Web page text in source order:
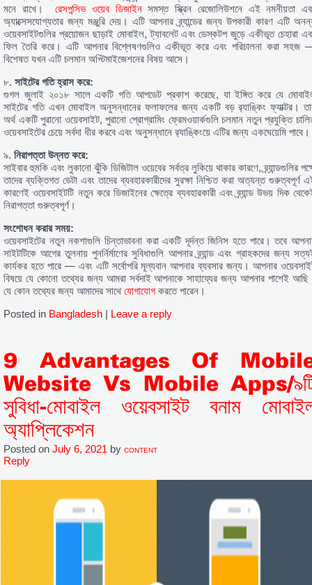
মনে রাখে।
রেসপন্সিভ ওয়েব ডিজাইনসমস্ত স্ক্রিন রেজোলিউশনে এই নমনীয়তা
অ্যাক্সেসযোগ্যতার জন্য মঞ্জুরি দেয়। এটি আপনার ব্র্যান্ডের জন্য উপকারী কারণ এটি
ওয়েবসাইটগুলির প্রয়োজন ছাড়াই মোবাইল, ট্যাবলেট এবং ডেস্কটপ জুড়ে একীভূত চেহারা
ফিল তৈরি করে। এটি আপনার বিশ্লেষণগুলিও একীভূত করে এবং পরিচালনা করা সহজ
বিশেষত যখন এটি চলমান অপ্টিমাইজেশনের বিষয় আসে।
৮. সাইটের গতি হ্রাস করে:
গুগল জুলাই ২০১৮ সালে একটি গতি আপডেট প্রকাশ করেছে, যা ইঙ্গিত করে যে
সাইটের গতি এখন মোবাইল অনুসন্ধানের ফলাফলের জন্য একটি বড় র‌্যাঙ্কিং ফ্যাক্টর।
অর্থ একটি পুরানো ওয়েবসাইট, পুরানো প্রোগ্রামিং ফ্রেমওয়ার্কগুলি চলমান নতুন প্রযুক্তি
ওয়েবসাইটের চেয়ে সর্বদা ধীর করবে এবং অনুসন্ধানে র‌্যাঙ্কিংয়ে এটির জন্য একঘেয়েমি পাবে।
৯. নিরাপত্তা উন্নত করে:
সাইবার হুমকি এবং লুকানো ঝুঁকি ডিজিটাল ওয়েবের সর্বত্র লুকিয়ে থাকার কারণে, ব্র্যান্ডগুলির
তাদের ব্যক্তিগত ডেটা এবং তাদের ব্যবহারকারীদের সুরক্ষা নিশ্চিত করা অত্যন্ত গুরুত্বপূর্ণ
কারণেই ওয়েবসাইটটি নতুন করে ডিজাইনের ক্ষেত্রে ব্যবহারকারী এবং ব্র্যান্ড উভয় দিক
নিরাপত্তা গুরুত্বপূর্ণ।
সংশোধন করার সময়:
ওয়েবসাইটের নতুন নকশাগুলি চিন্তাভাবনা করা একটি দূর্দন্ত জিনিস হতে পারে। তবে
সাইটটিকে আগের তুলনায় পুনর্নির্মাণের সুবিধাগুলি আপনার ব্র্যান্ড এবং গ্রাহকদের জন্য
কার্যকর হতে পারে — এবং এটি সর্বোপরি মূল্যবান আপনার ব্যবসার জন্য। আপনার
বিষয়ে যে কোনো তথ্যের জন্য আমরা সর্বদাই আপনাকে সাহায্যের জন্য আপনার পাশেই
যে কোন তথ্যের জন্য আমাদের সাথেযোগাযোগ করতে পারেন।
Posted in Bangladesh | Leave a reply
9 Advantages Of
Website Vs Mobile Apps/
সুবিধা-মোবাইল ওয়েবসাইট বনাম
অ্যাপ্লিকেশন
Posted on July 6, 2021 by CONTENT
Reply